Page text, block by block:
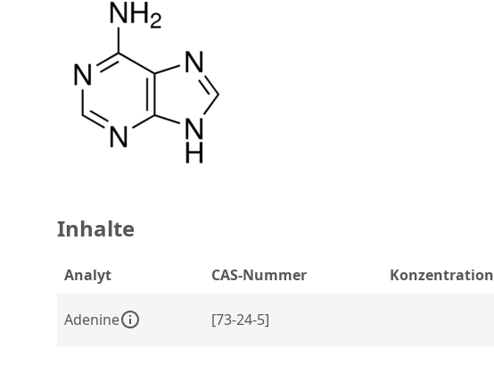
Inhalte
Analyt CAS-Nummer Konzentration
Adenine [73-24-5]